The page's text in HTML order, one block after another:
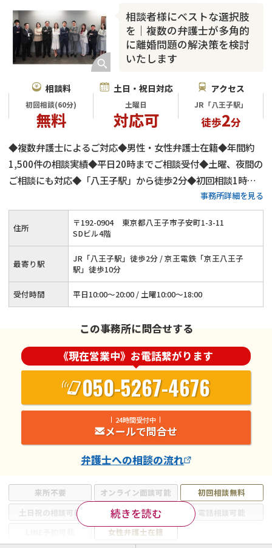
相談者様にベストな選択肢
を｜複数の弁護士が多角的
に離婚問題の解決策を検討
いたします
相談料
初回相談(60分)
無料
土日・祝日対応
土曜日
対応可
アクセス
JR「八王子駅」
徒歩2分
◆複数弁護士によるご対応◆男性・女性弁護士在籍◆年間約
1,500件の相談実績◆平日20時までご相談受付◆土曜、夜間の
ご相談にも対応◆「八王子駅」から徒歩2分◆初回相談1時間
無料◆弁護士費用の分割払いにもご対応◆養育費・財産分与・
慰謝料請求をサポート◆代理交渉も承ります
事務所詳細を見る
来所不要 オンライン面談可能
初回相談無料
土日祝の相談可能
19時以降電話可能
電話相談可能
女性弁護士在籍
続きを読む
住所 〒192-0904
東京都八王子市子安町1-3-11
SDビル4階
最寄り駅
JR「八王子駅」徒歩2分 / 京王電鉄「京王八王子
駅」徒歩10分
受付時間 平日10:00～20:00 / 土曜10:00～18:00
この事務所に問合せする
《現在営業中》お電話繋がります
050-5267-4676
24時間受付中
メールで問合せ
弁護士への相談の流れ